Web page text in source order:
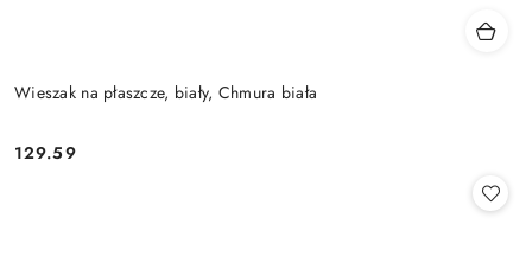
Wieszak na płaszcze, biały, Chmura biała
Cena:
129.59